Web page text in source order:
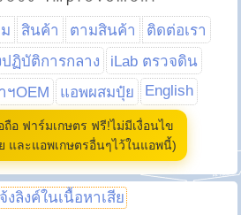
สินค้า ตามสินค้า
ติดต่อเรา
ปฏิบัติการกลาง
iLab ตรวจดิน
ฯOEM
แอพผสมปุ๋ย English
ถือ ฟาร์มเกษตร ฟรี!ไม่มีเงื่อนไข
และแอพเกษตรอื่นๆไว้ในแอพนี้)
งลิงค์ในเนื้อหาเสีย